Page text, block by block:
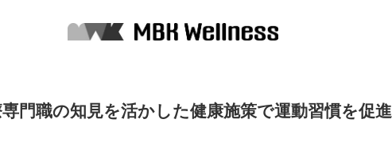
専門職の知見を活かした健康施策で運動習慣を促進